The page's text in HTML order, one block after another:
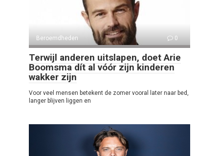
Beroemdheden 0
Terwijl anderen uitslapen, doet Arie
Boomsma dít al vóór zijn kinderen
wakker zijn
Voor veel mensen betekent de zomer vooral later naar bed,
langer blijven liggen en